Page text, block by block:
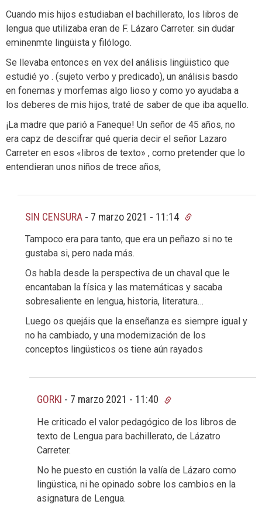
Cuando mis hijos estudiaban el bachillerato, los libros de
lengua que utilizaba eran de F. Lázaro Carreter. sin dudar
eminenmte lingüista y filólogo.
Se llevaba entonces en vex del análisis lingüistico que
estudié yo . (sujeto verbo y predicado), un análisis basdo
en fonemas y morfemas algo lioso y como yo ayudaba a
los deberes de mis hijos, traté de saber de que iba aquello.
¡La madre que parió a Faneque! Un señor de 45 años, no
era capz de descifrar qué queria decir el señor Lazaro
Carreter en esos «libros de texto» , como pretender que lo
entendieran unos niños de trece años,
SIN CENSURA - 7 marzo 2021 - 11:14
Tampoco era para tanto, que era un peñazo si no te
gustaba si, pero nada más.
Os habla desde la perspectiva de un chaval que le
encantaban la física y las matemáticas y sacaba
sobresaliente en lengua, historia, literatura…
Luego os quejáis que la enseñanza es siempre igual y
no ha cambiado, y una modernización de los
conceptos lingüsticos os tiene aún rayados
GORKI - 7 marzo 2021 - 11:40
He criticado el valor pedagógico de los libros de
texto de Lengua para bachillerato, de Lázatro
Carreter.
No he puesto en custión la valía de Lázaro como
lingüstica, ni he opinado sobre los cambios en la
asignatura de Lengua.